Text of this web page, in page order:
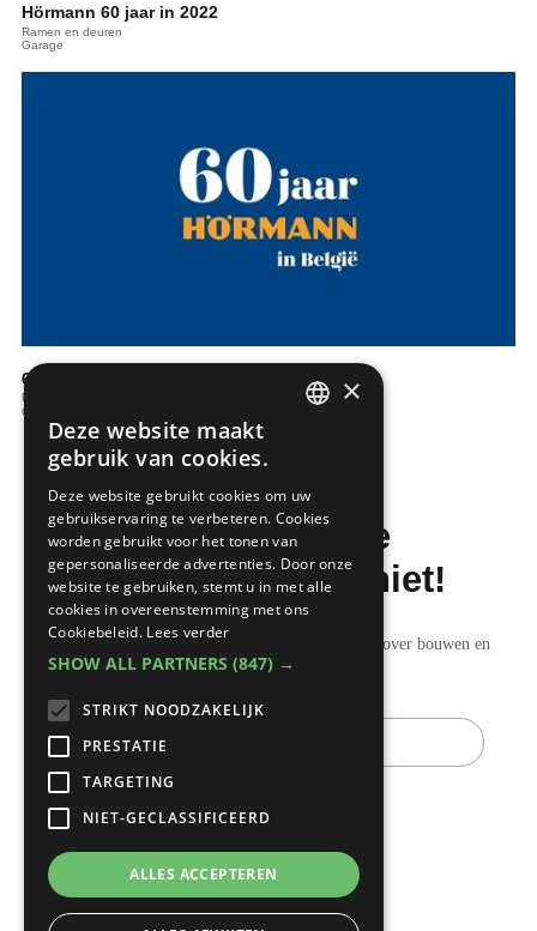
Hörmann 60 jaar in 2022
Ramen en deuren
Garage
60 jaar Hörmann
Ramen en deuren
Garage
Mis de laatste
bouwnieuwtjes niet!
Ontvang onze wekelijkse updates vol nuttige tips over bouwen en
verbouwen.
E-
mail
×
Deze website maakt
gebruik van cookies.
Deze website gebruikt cookies om uw
gebruikservaring te verbeteren. Cookies
worden gebruikt voor het tonen van
gepersonaliseerde advertenties. Door onze
website te gebruiken, stemt u in met alle
cookies in overeenstemming met ons
Cookiebeleid. Lees verder
SHOW ALL PARTNERS (847) →
STRIKT NOODZAKELIJK
PRESTATIE
TARGETING
NIET-GECLASSIFICEERD
ALLES ACCEPTEREN